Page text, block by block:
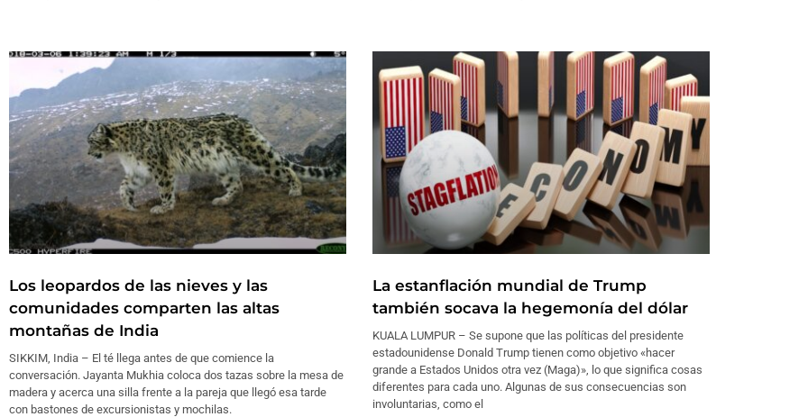
Los leopardos de las nieves y las
comunidades comparten las altas
montañas de India
SIKKIM, India – El té llega antes de que comience la
conversación. Jayanta Mukhia coloca dos tazas sobre la mesa de
madera y acerca una silla frente a la pareja que llegó esa tarde
con bastones de excursionistas y mochilas.
La estanflación mundial de Trump
también socava la hegemonía del dólar
KUALA LUMPUR – Se supone que las políticas del presidente
estadounidense Donald Trump tienen como objetivo «hacer
grande a Estados Unidos otra vez (Maga)», lo que significa cosas
diferentes para cada uno. Algunas de sus consecuencias son
involuntarias, como el